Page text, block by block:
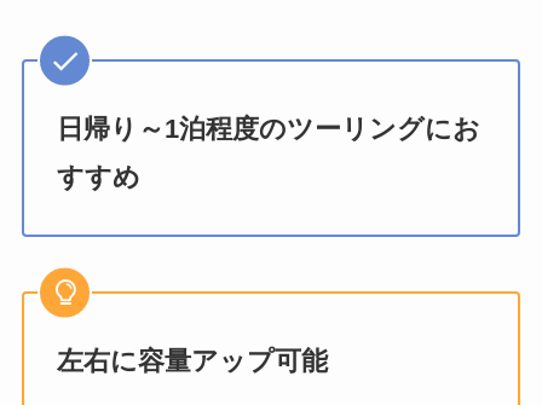
日帰り～1泊程度のツーリングにお
すすめ
左右に容量アップ可能